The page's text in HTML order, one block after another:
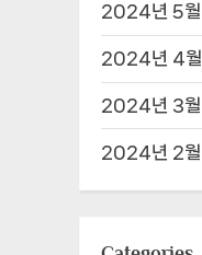
2024년 5월
2024년 4월
2024년 3월
2024년 2월